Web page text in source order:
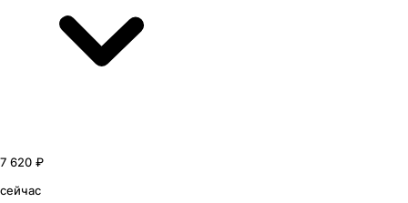
7 620 ₽
сейчас